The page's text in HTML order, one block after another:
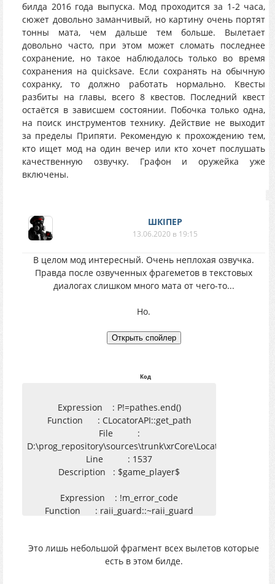
билда 2016 года выпуска. Мод проходится за 1-2 часа,
сюжет довольно заманчивый, но картину очень портят
тонны мата, чем дальше тем больше. Вылетает
довольно часто, при этом может сломать последнее
сохранение, но такое наблюдалось только во время
сохранения на quicksave. Если сохранять на обычную
сохранку, то должно работать нормально. Квесты
разбиты на главы, всего 8 квестов. Последний квест
остаётся в зависшем состоянии. Побочка только одна,
на поиск инструментов технику. Действие не выходит
за пределы Припяти. Рекомендую к прохождению тем,
кто ищет мод на один вечер или кто хочет послушать
качественную озвучку. Графон и оружейка уже
включены.
ШКІПЕР
13.06.2020 в 19:15
В целом мод интересный. Очень неплохая озвучка.
Правда после озвученных фрагеметов в текстовых
диалогах слишком много мата от чего-то...
Но.
Код
Expression : P!=pathes.end()
Function : CLocatorAPI::get_path
File :
D:\prog_repository\sources\trunk\xrCore\LocatorAPI.cpp
Line : 1537
Description : $game_player$
Expression : !m_error_code
Function : raii_guard::~raii_guard
Line : 748
Description : ...r.--\sza. skvoz
Это лишь небольшой фрагмент всех вылетов которые
есть в этом билде.